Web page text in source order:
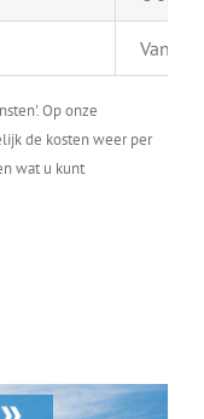
Vanaf
Op onze
de kosten weer per
wat u kunt